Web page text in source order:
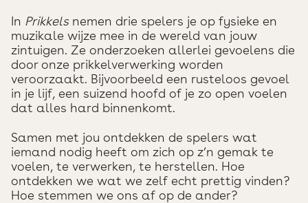
In Prikkels nemen drie spelers je op fysieke en
muzikale wijze mee in de wereld van jouw
zintuigen. Ze onderzoeken allerlei gevoelens die
door onze prikkelverwerking worden
veroorzaakt. Bijvoorbeeld een rusteloos gevoel
in je lijf, een suizend hoofd of je zo open voelen
dat alles hard binnenkomt.
Samen met jou ontdekken de spelers wat
iemand nodig heeft om zich op z’n gemak te
voelen, te verwerken, te herstellen. Hoe
ontdekken we wat we zelf echt prettig vinden?
Hoe stemmen we ons af op de ander?